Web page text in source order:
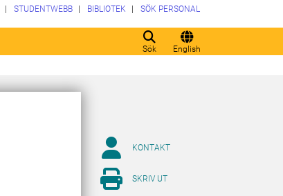
Sök English
STUDENTWEBB BIBLIOTEK SÖK PERSONAL
KONTAKT
SKRIV UT